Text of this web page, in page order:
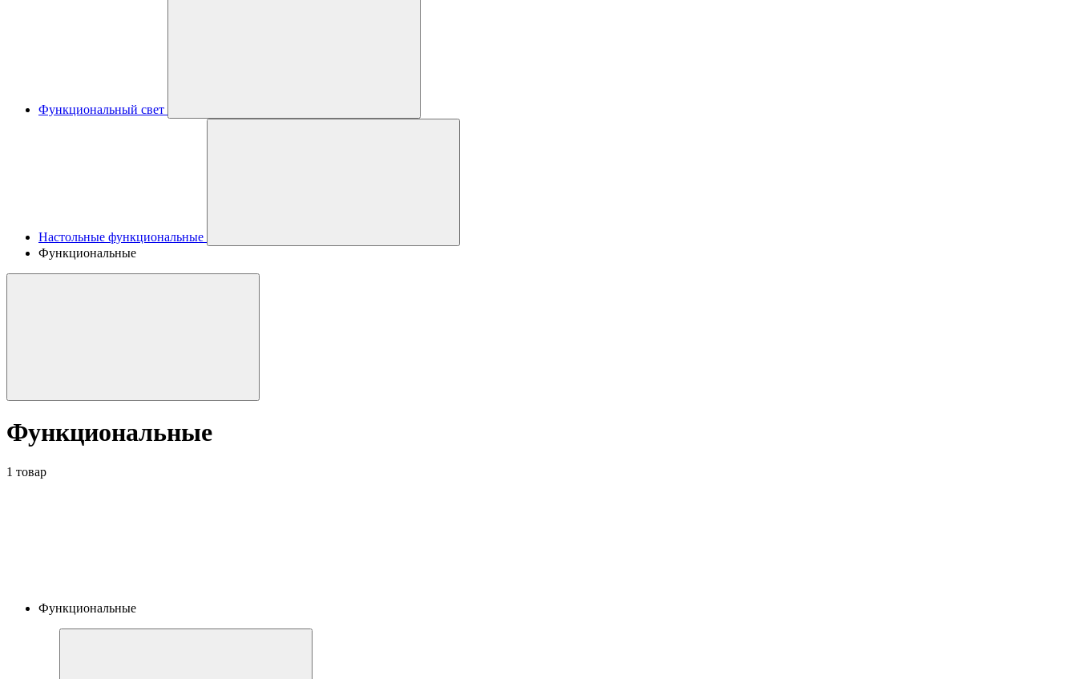
Функциональный свет
Настольные функциональные
Функциональные
Функциональные
1 товар
Функциональные